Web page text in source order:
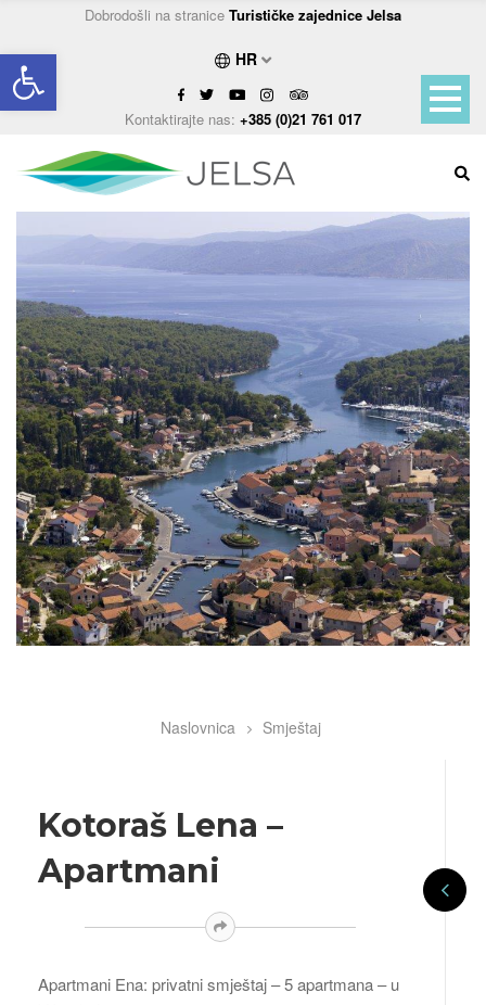
Open toolbar
Dobrodošli na stranice Turističke zajednice Jelsa
HR
Kontaktirajte nas: +385 (0)21 761 017
BreadcrumbNaslovnica Smještaj
Kotoraš Lena –
Apartmani
Apartmani Ena: privatni smještaj – 5 apartmana – u